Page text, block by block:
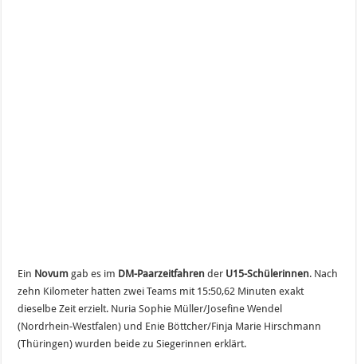
Ein Novum gab es im DM-Paarzeitfahren der U15-Schülerinnen. Nach
zehn Kilometer hatten zwei Teams mit 15:50,62 Minuten exakt
dieselbe Zeit erzielt. Nuria Sophie Müller/Josefine Wendel
(Nordrhein-Westfalen) und Enie Böttcher/Finja Marie Hirschmann
(Thüringen) wurden beide zu Siegerinnen erklärt.